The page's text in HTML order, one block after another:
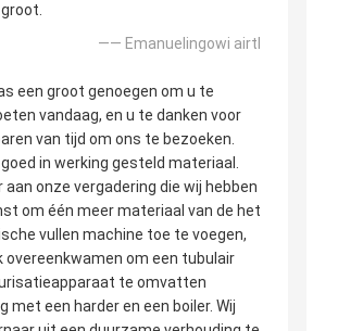
—— Emanuelingowi airtl
een groot genoegen om u te
vandaag, en u te danken voor
van tijd om ons te bezoeken.
in werking gesteld materiaal.
aan onze vergadering die wij hebben
om één meer materiaal van de het
vullen machine toe te voegen,
overeenkwamen om een tubulair
te omvatten
met een harder en een boiler. Wij